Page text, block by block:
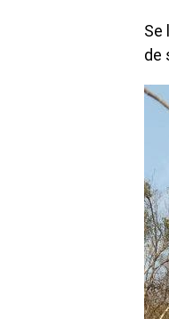
Se
de